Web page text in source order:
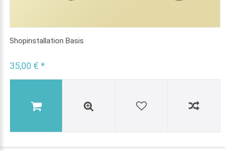
Shopinstallation Basis
35,00 € *